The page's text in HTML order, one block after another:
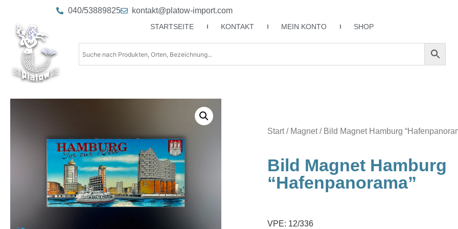
040/53889825 kontakt@platow-import.com
STARTSEITE KONTAKT MEIN KONTO SHOP
Start/ Magnet/ Bild Magnet Hamburg
Bild Magnet Hamburg
“Hafenpanorama”
VPE: 12/336